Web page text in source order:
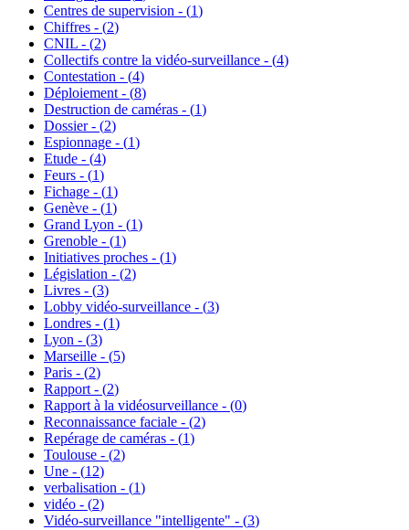
Centres de supervision - (1)
Chiffres - (2)
CNIL - (2)
Collectifs contre la vidéo-surveillance - (4)
Contestation - (4)
Déploiement - (8)
Destruction de caméras - (1)
Dossier - (2)
Espionnage - (1)
Etude - (4)
Feurs - (1)
Fichage - (1)
Genève - (1)
Grand Lyon - (1)
Grenoble - (1)
Initiatives proches - (1)
Législation - (2)
Livres - (3)
Lobby vidéo-surveillance - (3)
Londres - (1)
Lyon - (3)
Marseille - (5)
Paris - (2)
Rapport - (2)
Rapport à la vidéosurveillance - (0)
Reconnaissance faciale - (2)
Repérage de caméras - (1)
Toulouse - (2)
Une - (12)
verbalisation - (1)
vidéo - (2)
Vidéo-surveillance "intelligente" - (3)